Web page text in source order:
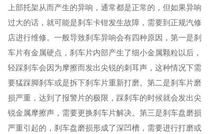
上部托架从而产生的异响，通常都是正常的，但如果异响
过大的话，就可能是刹车卡钳发生故障，需要到正规汽修
店进行维修。一般导致刹车异响会有四种原因，第一是刹
车片有金属硬点，刹车片内部产生了细小金属颗粒以后，
轻踩刹车会因为摩擦而发出尖锐的刺耳声，这种情况下需
要猛踩脚刹车或是拆下刹车片重新打磨。第二是刹车片磨
损严重，达到了报警片的极限，踩刹车的时候就会发出尖
锐金属摩擦声，需要更换刹车片解决。第三是刹车盘磨损
严重引起的，刹车盘磨损形成了深凹槽，需要进行打磨或